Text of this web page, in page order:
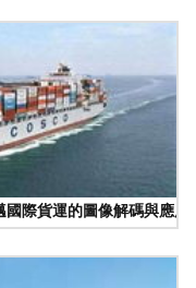
際貨運的圖像解碼與應用